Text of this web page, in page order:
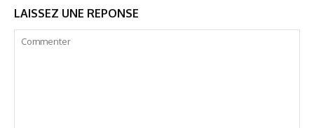
LAISSEZ UNE REPONSE